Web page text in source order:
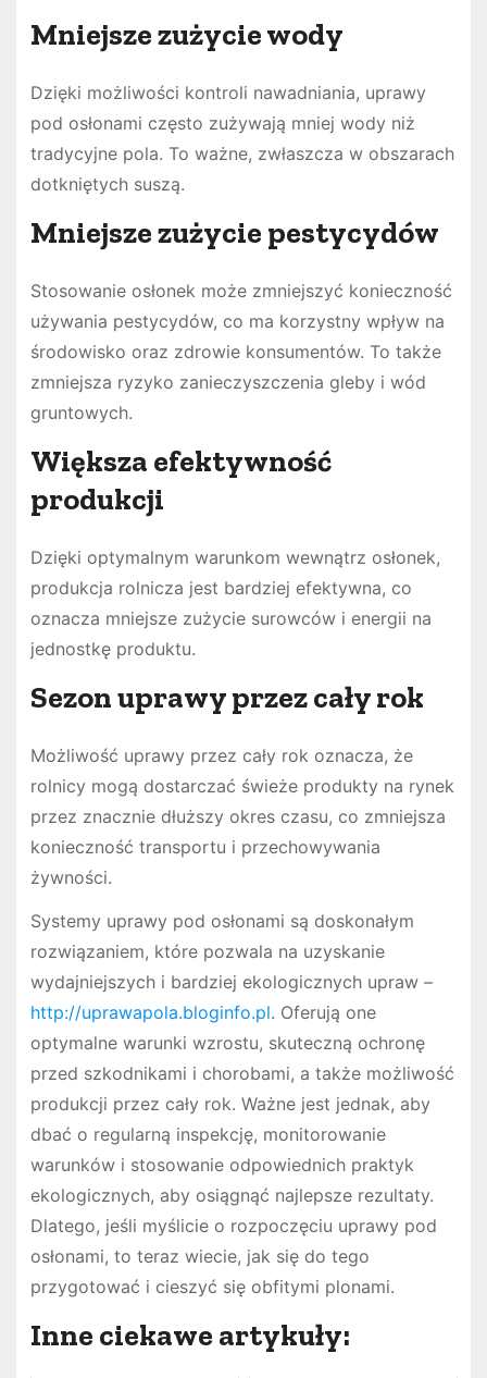
Mniejsze zużycie wody
Dzięki możliwości kontroli nawadniania, uprawy
pod osłonami często zużywają mniej wody niż
tradycyjne pola. To ważne, zwłaszcza w obszarach
dotkniętych suszą.
Mniejsze zużycie pestycydów
Stosowanie osłonek może zmniejszyć konieczność
używania pestycydów, co ma korzystny wpływ na
środowisko oraz zdrowie konsumentów. To także
zmniejsza ryzyko zanieczyszczenia gleby i wód
gruntowych.
Większa efektywność
produkcji
Dzięki optymalnym warunkom wewnątrz osłonek,
produkcja rolnicza jest bardziej efektywna, co
oznacza mniejsze zużycie surowców i energii na
jednostkę produktu.
Sezon uprawy przez cały rok
Możliwość uprawy przez cały rok oznacza, że
rolnicy mogą dostarczać świeże produkty na rynek
przez znacznie dłuższy okres czasu, co zmniejsza
konieczność transportu i przechowywania
żywności.
Systemy uprawy pod osłonami są doskonałym
rozwiązaniem, które pozwala na uzyskanie
wydajniejszych i bardziej ekologicznych upraw –
http://uprawapola.bloginfo.pl. Oferują one
optymalne warunki wzrostu, skuteczną ochronę
przed szkodnikami i chorobami, a także możliwość
produkcji przez cały rok. Ważne jest jednak, aby
dbać o regularną inspekcję, monitorowanie
warunków i stosowanie odpowiednich praktyk
ekologicznych, aby osiągnąć najlepsze rezultaty.
Dlatego, jeśli myślicie o rozpoczęciu uprawy pod
osłonami, to teraz wiecie, jak się do tego
przygotować i cieszyć się obfitymi plonami.
Inne ciekawe artykuły: